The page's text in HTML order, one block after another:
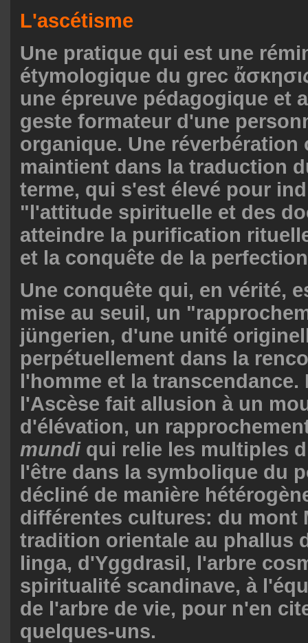
L'ascétisme
Une pratique qui est une
étymologique du grec
une épreuve pédagogique et
geste formateur d'une
organique. Une réverbération
maintient dans la traduction
terme, qui s'est élevé pour
"l'attitude spirituelle et des
atteindre la purification
et la conquête de la
Une conquête qui, en vérité,
mise au seuil, un
jüngerien, d'une unité
perpétuellement dans la
l'homme et la transcendance.
l'Ascèse fait allusion à un
d'élévation, un
mundiqui relie les multiples
l'être dans la symbolique du
décliné de manière
différentes cultures: du mont
tradition orientale au phallus
linga, d'Yggdrasil, l'arbre
spiritualité scandinave, à
de l'arbre de vie, pour n'en
quelques-uns.